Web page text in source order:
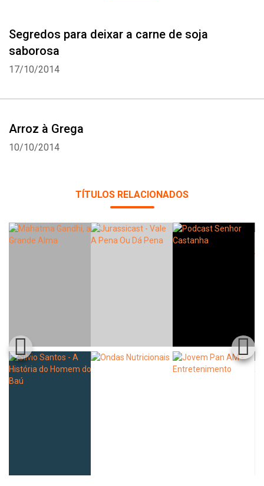
Segredos para deixar a carne de soja
saborosa
17/10/2014
Arroz à Grega
10/10/2014
TÍTULOS RELACIONADOS